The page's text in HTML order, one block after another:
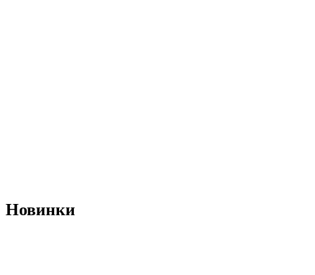
Новинки